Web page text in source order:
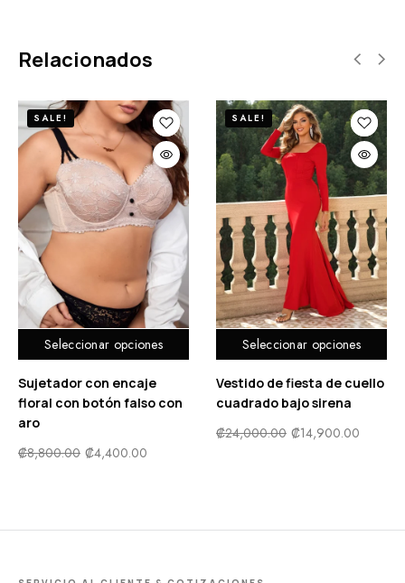
Relacionados
Seleccionar opciones
SALE!
Sujetador con encaje
floral con botón falso con
aro
₡8,800.00 ₡4,400.00
Seleccionar opciones
SALE!
Vestido de fiesta de cuello
cuadrado bajo sirena
₡24,000.00 ₡14,900.00